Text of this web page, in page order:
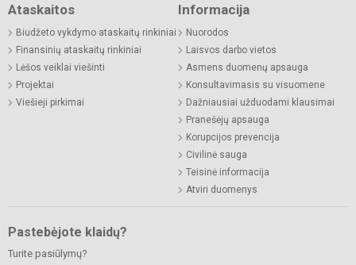
Ataskaitos
Biudžeto vykdymo ataskaitų rinkiniai
Finansinių ataskaitų rinkiniai
Lėšos veiklai viešinti
Projektai
Viešieji pirkimai
Informacija
Nuorodos
Laisvos darbo vietos
Asmens duomenų apsauga
Konsultavimasis su visuomene
Dažniausiai užduodami klausimai
Pranešėjų apsauga
Korupcijos prevencija
Civilinė sauga
Teisinė informacija
Atviri duomenys
Pastebėjote klaidų?
Turite pasiūlymų?